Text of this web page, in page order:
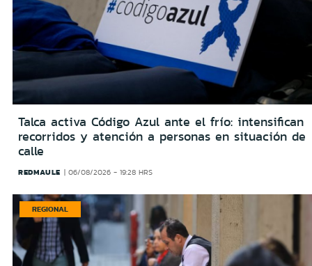
Talca activa Código Azul ante el frío: intensifican
recorridos y atención a personas en situación de
calle
REDMAULE 06/08/2026 - 19:28 HRS
REGIONAL